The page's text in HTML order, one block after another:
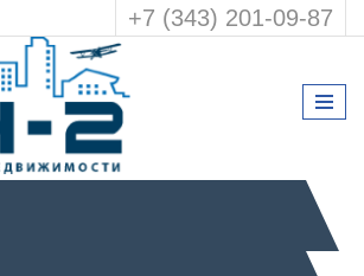
+7 (343) 201-09-87